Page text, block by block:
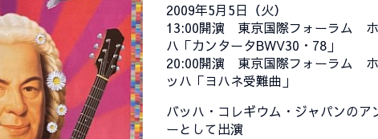
2009年5月5日（火）
13:00開演 東京国際フォーラム
ハ「カンタータBWV30・78」
20:00開演 東京国際フォーラ
ッハ「ヨハネ受難曲」
バッハ・コレギウム・ジャパンのア
ーとして出演